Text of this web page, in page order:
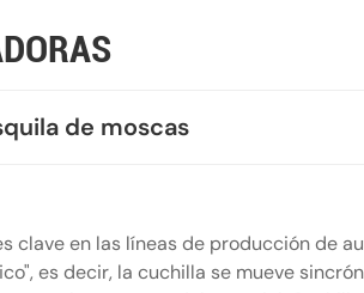
de moscas
clave en las líneas de producción de
es decir, la cuchilla se mueve